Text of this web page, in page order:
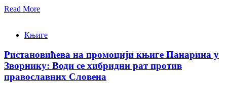
Read More
Књиге
Ристановићева на промоцији књиге Панарина у
Зворнику: Води се хибридни рат против
православних Словена